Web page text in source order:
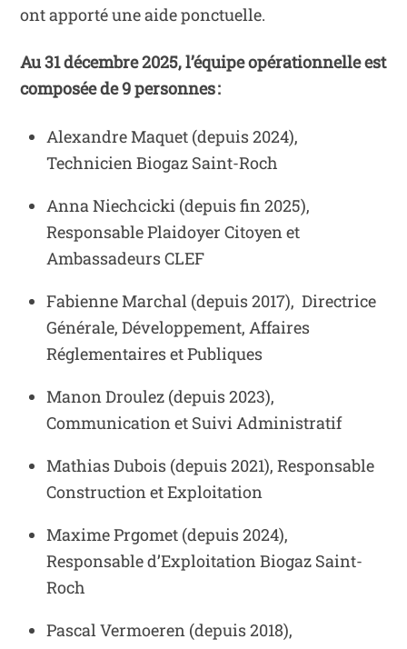
ont apporté une aide ponctuelle.
Au 31 décembre 2025, l’équipe opérationnelle est
composée de 9 personnes :
Alexandre Maquet (depuis 2024),
Technicien Biogaz Saint-Roch
Anna Niechcicki (depuis fin 2025),
Responsable Plaidoyer Citoyen et
Ambassadeurs CLEF
Fabienne Marchal (depuis 2017), Directrice
Générale, Développement, Affaires
Réglementaires et Publiques
Manon Droulez (depuis 2023),
Communication et Suivi Administratif
Mathias Dubois (depuis 2021), Responsable
Construction et Exploitation
Maxime Prgomet (depuis 2024),
Responsable d’Exploitation Biogaz Saint-
Roch
Pascal Vermoeren (depuis 2018),